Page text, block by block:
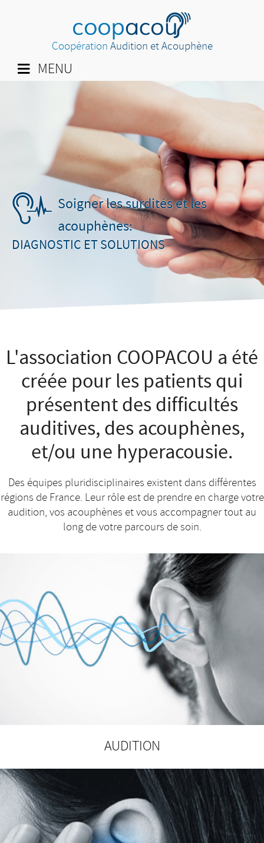
CoopérationAudition et Acouphène
MENU
Soigner les surdités et les
acouphènes:
DIAGNOSTIC ET SOLUTIONS
L'association COOPACOU a été
créée pour les patients qui
présentent des difficultés
auditives, des acouphènes,
et/ou une hyperacousie.
Des équipes pluridisciplinaires existent dans différentes
régions de France. Leur rôle est de prendre en charge votre
audition, vos acouphènes et vous accompagner tout au
long de votre parcours de soin.
AUDITION